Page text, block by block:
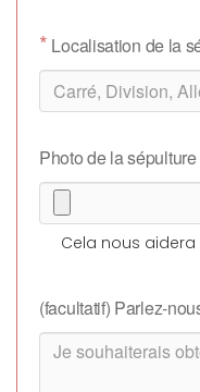
* Localisation de la
Photo de la
Cela nous
(facultatif) Parlez-